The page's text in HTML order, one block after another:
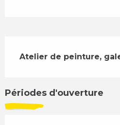
Atelier de peinture,
Périodes d'ouverture